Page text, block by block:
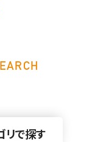
リで探す